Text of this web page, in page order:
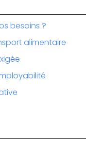
besoins ?
alimentaire